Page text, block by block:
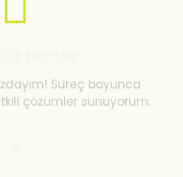
Süreç boyunca
çözümler sunuyorum.